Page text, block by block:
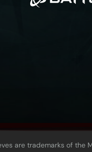
are trademarks of the